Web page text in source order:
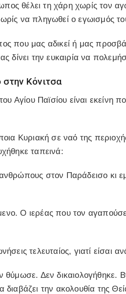
θέλει τη χάρη χωρίς τον
να πληγωθεί ο εγωισμός
που μας αδικεί ή μας
δίνει την ευκαιρία να
στην Κόνιτσα
Αγίου Παϊσίου είναι
Κυριακή σε ναό της
ταπεινά:
στον Παράδεισο κι
Ο ιερέας που τον αγαπούσε
τελευταίος, γιατί είσαι
θύμωσε. Δεν δικαιολογήθηκε.
διαβάζει την ακολουθία της